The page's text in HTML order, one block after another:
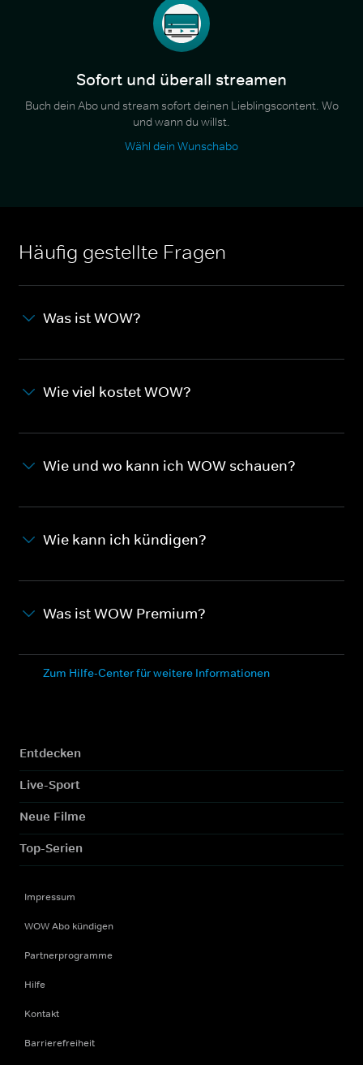
Sofort und überall streamen
Buch dein Abo und stream sofort deinen Lieblingscontent. Wo
und wann du willst.
Wähl dein Wunschabo
Häufig gestellte Fragen
Was ist WOW?
Wie viel kostet WOW?
Wie und wo kann ich WOW schauen?
Wie kann ich kündigen?
Was ist WOW Premium?
Zum Hilfe-Center für weitere Informationen
Entdecken
Live-Sport
Neue Filme
Top-Serien
Impressum
WOW Abo kündigen
Partnerprogramme
Hilfe
Kontakt
Barrierefreiheit